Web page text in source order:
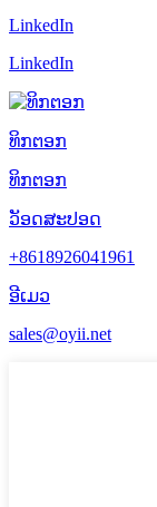
LinkedIn
LinkedIn
ທິກຕອກ
ທິກຕອກ
ວັອດສະປອດ
+8618926041961
ອີເມວ
sales@oyii.net